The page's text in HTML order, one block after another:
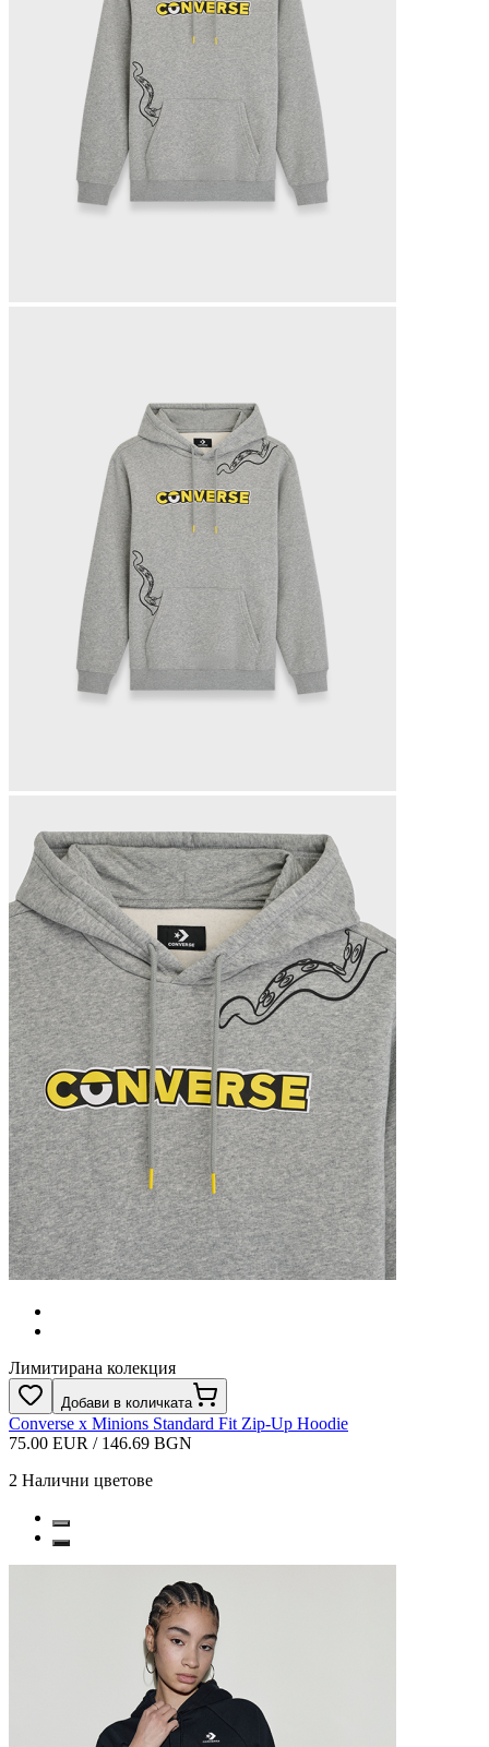
Лимитирана колекция
Добави в количката
Converse x Minions Standard Fit Zip-Up Hoodie
75.00 EUR / 146.69 BGN
2 Налични цветове